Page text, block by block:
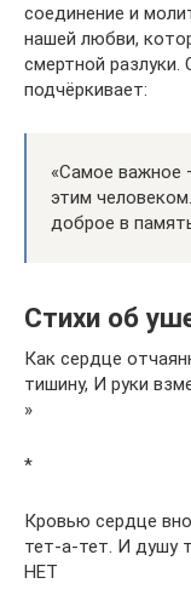
соединение и
нашей любви,
смертной разлуки.
подчёркивает:
«Самое важное
этим
доброе в
Стихи об
Как сердце
тишину, И руки
»
*
Кровью сердце
тет-а-тет. И душу
НЕТ